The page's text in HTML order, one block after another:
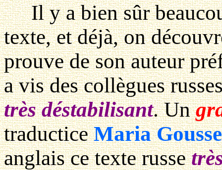
Il y a bien sûr
texte, et déjà, on
prouve de son auteur
a vis des collègues
très déstabilisant. Un
traducticeMaria
anglais ce texte russe